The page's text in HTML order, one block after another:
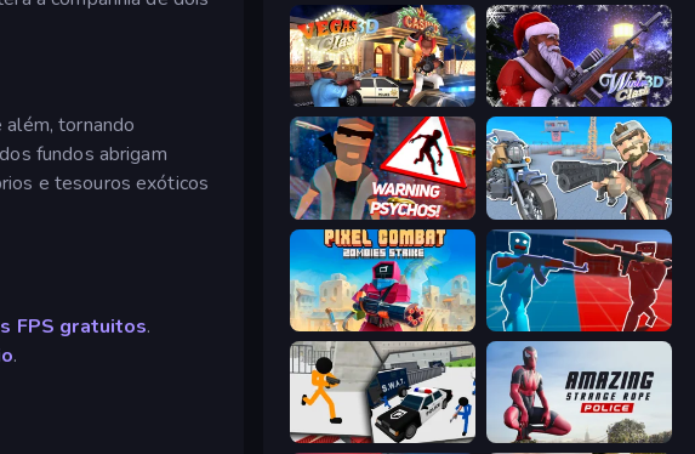
tornando
fundos abrigam
e tesouros exóticos
FPS gratuitos.
.
Vegas Clash 3D Winter Clash 3D
City of Psychos Shoot and Drive
Pixel Combat: Zombies Strike Battle of the Soldiers: Red vs Blue
Stickman Prison: Counter Assault Amazing Strange Rope Police